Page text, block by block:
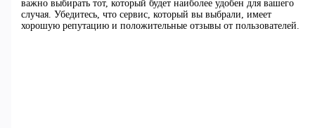
важно выбирать тот, который будет наиболее удобен для вашего
случая. Убедитесь, что сервис, который вы выбрали, имеет
хорошую репутацию и положительные отзывы от пользователей.